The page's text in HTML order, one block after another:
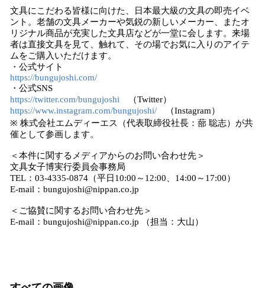
文具にこだわる皆様に向けた、日本最大級の文具の即売イベ
ント。老舗の文具メーカーや気鋭の新しいメーカー、またオ
リジナル商品が充実した文具店などが一堂に会します。来場
者は直接文具を見て、触れて、その場でお気に入りのアイテ
ムをご購入いただけます。
・公式サイト
https://bungujoshi.com/
・公式SNS
https://twitter.com/bungujoshi （Twitter）
https://www.instagram.com/bungujoshi/ （Instagram）
※ 株式会社エムディーエス（代表取締役社長：蔀 聡志）が共
催として参画します。
＜本件に関するメディアからのお問い合わせ先＞
文具女子博実行委員会事務局
TEL：03-4335-0874（平日10:00～12:00、14:00～17:00）
E-mail：bungujoshi@nippan.co.jp
＜ご協賛に関するお問い合わせ先＞
E-mail：bungujoshi@nippan.co.jp （担当：大山）